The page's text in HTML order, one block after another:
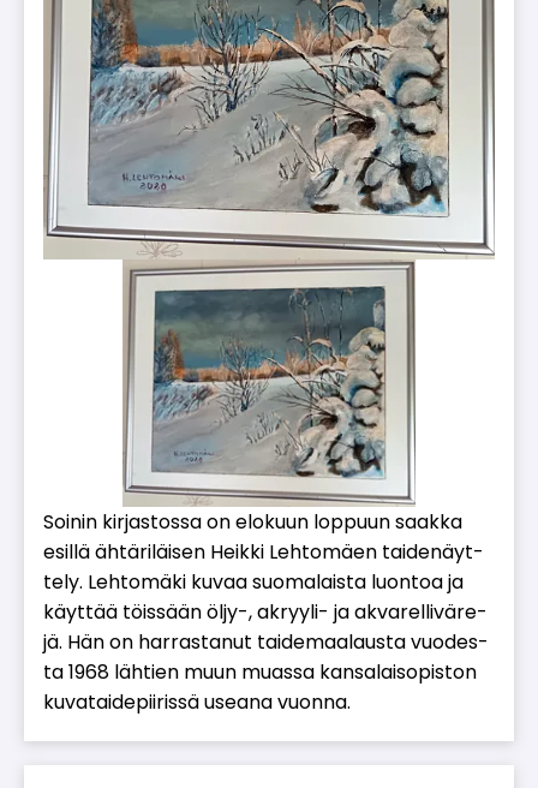
Soi­nin kir­jas­tos­sa on elo­kuun lop­puun saak­ka
esil­lä äh­tä­ri­läi­sen Heik­ki Leh­to­mä­en tai­de­näyt­
te­ly. Leh­to­mä­ki ku­vaa suo­ma­lais­ta luon­toa ja
käyt­tää töis­sään öl­jy-, ak­ryy­li- ja ak­va­rel­li­vä­re­
jä. Hän on har­ras­ta­nut tai­de­maa­laus­ta vuo­des­
ta 1968 läh­tien muun mu­as­sa kan­sa­lai­so­pis­ton
ku­va­tai­de­pii­ris­sä use­a­na vuon­na.